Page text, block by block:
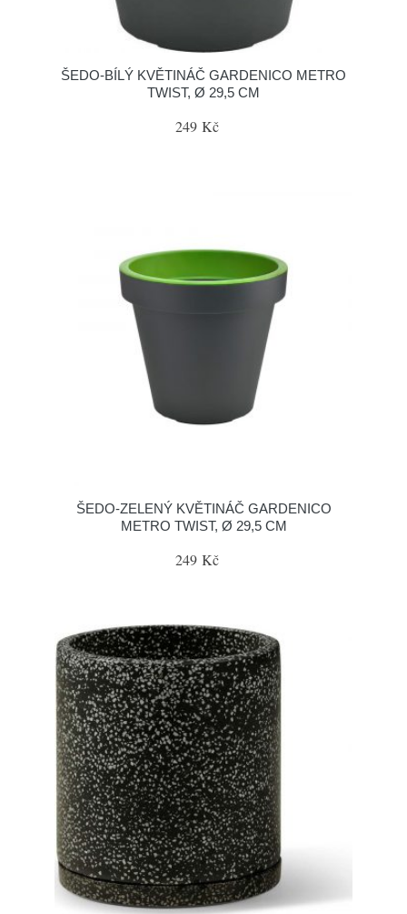
ŠEDO-BÍLÝ KVĚTINÁČ GARDENICO METRO
TWIST, Ø 29,5 CM
249 Kč
ŠEDO-ZELENÝ KVĚTINÁČ GARDENICO
METRO TWIST, Ø 29,5 CM
249 Kč